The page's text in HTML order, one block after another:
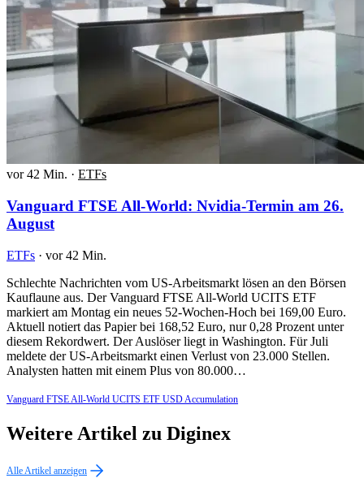
vor 42 Min. · ETFs
Vanguard FTSE All-World: Nvidia-Termin am 26.
August
ETFs · vor 42 Min.
Schlechte Nachrichten vom US-Arbeitsmarkt lösen an den Börsen
Kauflaune aus. Der Vanguard FTSE All-World UCITS ETF
markiert am Montag ein neues 52-Wochen-Hoch bei 169,00 Euro.
Aktuell notiert das Papier bei 168,52 Euro, nur 0,28 Prozent unter
diesem Rekordwert. Der Auslöser liegt in Washington. Für Juli
meldete der US-Arbeitsmarkt einen Verlust von 23.000 Stellen.
Analysten hatten mit einem Plus von 80.000…
Vanguard FTSE All-World UCITS ETF USD Accumulation
Weitere Artikel zu Diginex
Alle Artikel anzeigen